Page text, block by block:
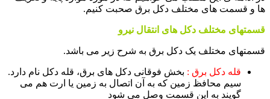
ها و قسمت های مختلف دکل برق صحبت کنیم.
قسمتهای مختلف دکل های انتقال نیرو
قسمتهای مختلف یک دکل برق به شرح زیر می باشد.
قله دکل برق : بخش فوقانی دکل های برق، قله دکل نام دارد.
سیم محافظ زمین که به آن اتصال به زمین یا ارت هم می
گویند به این قسمت وصل می شود